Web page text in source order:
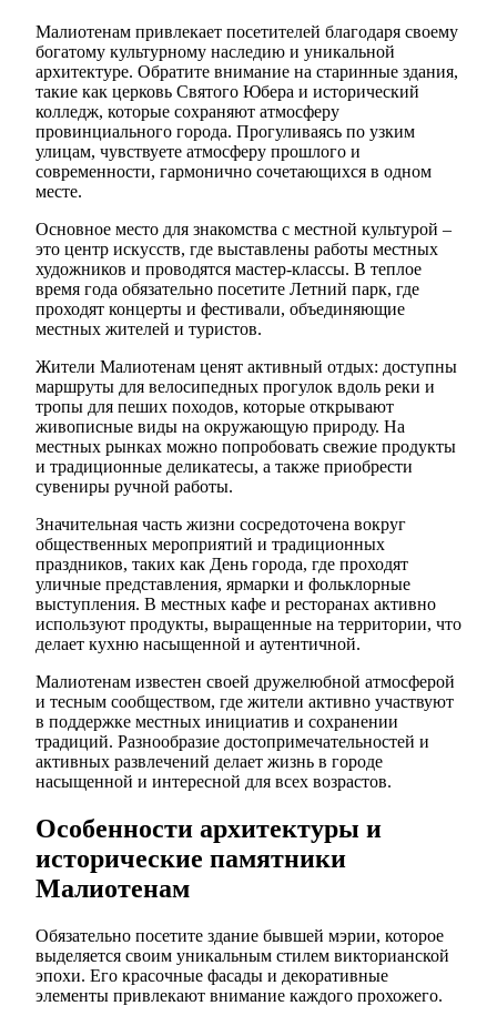
Малиотенам привлекает посетителей благодаря своему
богатому культурному наследию и уникальной
архитектуре. Обратите внимание на старинные здания,
такие как церковь Святого Юбера и исторический
колледж, которые сохраняют атмосферу
провинциального города. Прогуливаясь по узким
улицам, чувствуете атмосферу прошлого и
современности, гармонично сочетающихся в одном
месте.
Основное место для знакомства с местной культурой –
это центр искусств, где выставлены работы местных
художников и проводятся мастер-классы. В теплое
время года обязательно посетите Летний парк, где
проходят концерты и фестивали, объединяющие
местных жителей и туристов.
Жители Малиотенам ценят активный отдых: доступны
маршруты для велосипедных прогулок вдоль реки и
тропы для пеших походов, которые открывают
живописные виды на окружающую природу. На
местных рынках можно попробовать свежие продукты
и традиционные деликатесы, а также приобрести
сувениры ручной работы.
Значительная часть жизни сосредоточена вокруг
общественных мероприятий и традиционных
праздников, таких как День города, где проходят
уличные представления, ярмарки и фольклорные
выступления. В местных кафе и ресторанах активно
используют продукты, выращенные на территории, что
делает кухню насыщенной и аутентичной.
Малиотенам известен своей дружелюбной атмосферой
и тесным сообществом, где жители активно участвуют
в поддержке местных инициатив и сохранении
традиций. Разнообразие достопримечательностей и
активных развлечений делает жизнь в городе
насыщенной и интересной для всех возрастов.
Особенности архитектуры и
исторические памятники
Малиотенам
Обязательно посетите здание бывшей мэрии, которое
выделяется своим уникальным стилем викторианской
эпохи. Его красочные фасады и декоративные
элементы привлекают внимание каждого прохожего.